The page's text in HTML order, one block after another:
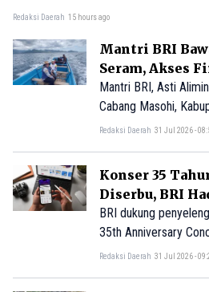
Redaksi Daerah 15 hours ago
Mantri BRI
Seram, Akses
Terbuka
Mantri BRI, Asti
Cabang Masohi,
Maluku terjang
Redaksi Daerah 31 Jul 2026 -
Konser 35
Diserbu, BRI
BRImo
BRI dukung
35th Anniversary
konser lewat BRImo.
Redaksi Daerah 31 Jul 2026 -